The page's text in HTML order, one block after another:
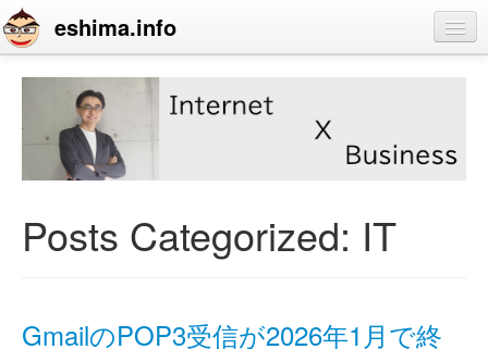
eshima.info
profile
Posts Categorized: IT
GmailのPOP3受信が2026年1月で終